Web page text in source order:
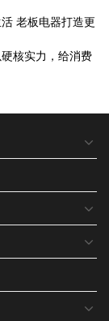
老板电器打造更
核实力，给消费